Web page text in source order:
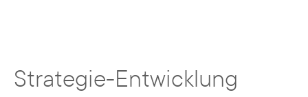
Strategie-Entwicklung